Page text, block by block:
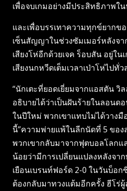
เพื่อจบเกมอย่างมีประสิทธิภาพใ
และเพื่อบรรเทาความทุกข์ยากข
เซ็นสัญญาในช่วงซัมเมอร์หลังจ
เสียงโห่อีกด้วยเจค ร็อบสัน อยู่ใน
เสียงนกหวีดเต็มเวลาเป่าโห่ไปทั่
“นักเตะที่ยอดเยี่ยมจากแอสตัน วิ
อธิบายได้ว่าเป็นฝันร้ายในลอน
ในปีใหม่ พวกเขาแทบไม่ได้วางมื
นี้”ความพ่ายแพ้ในลีกนัดที่ 5 ของ
พวกเขากลับมาจากฟุตบอลโลกแ
น้อยว่ามีการเปลี่ยนแปลงหลังจา
เยือนเบรนท์ฟอร์ด 2-0 ในวันบ็อก
ต้องกลับมาทวงแต้มอีกครั้ง ฮีโร่ผู้